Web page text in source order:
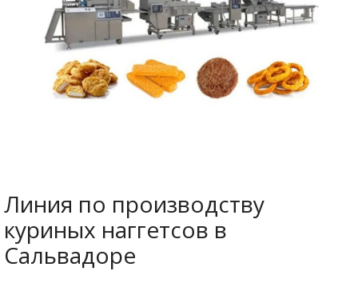
Линия по производству
куриных наггетсов в
Сальвадоре